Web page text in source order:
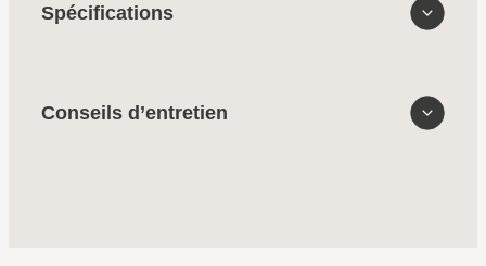
Spécifications
Conseils d’entretien